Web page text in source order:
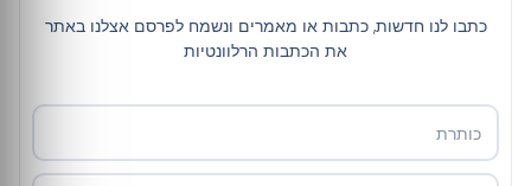
כתבו לנו חדשות, כתבות או מאמרים ונשמח לפרסם אצלנו באתר
את הכתבות הרלוונטיות